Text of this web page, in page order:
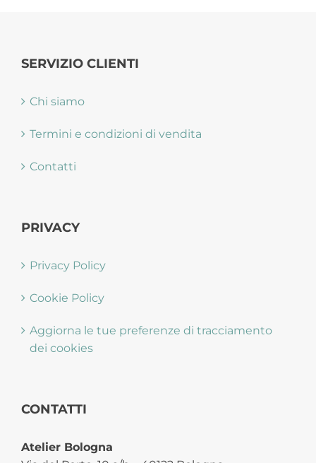
Decorazioni da parete
Appendiabiti e Appendini
Ingresso
Giardini e Terrazzi
Fragranze d’ambiente e Saponi
Zucche e zucchette
Buono Regalo
Natale
SERVIZIO CLIENTI
Chi siamo
Termini e condizioni di vendita
Contatti
PRIVACY
Privacy Policy
Cookie Policy
Aggiorna le tue preferenze di tracciamento
dei cookies
CONTATTI
Atelier Bologna